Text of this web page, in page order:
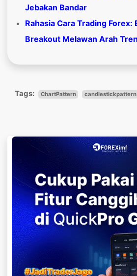
Jebakan Bandar
Rahasia Cara Trading
Breakout Melawan Arah
Tags: ChartPattern candlestickpattern